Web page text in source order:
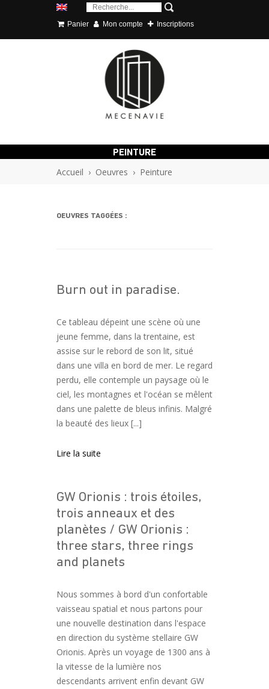
Panier Mon compte Inscriptions
PEINTURE
Accueil › Oeuvres › Peinture
OEUVRES TAGGÉES :
Burn out in paradise.
Ce tableau dépeint une scène où une
jeune femme, dans la trentaine, est
assise sur le rebord de son lit, situé
dans une villa en bord de mer. Le regard
perdu, elle contemple un paysage où le
ciel, les montagnes et l'océan se mêlent
dans une palette de bleus infinis. Malgré
la beauté des lieux [...]
Lire la suite
GW Orionis : trois étoiles,
trois anneaux et des
planètes / GW Orionis :
three stars, three rings
and planets
Nous sommes à bord d'un confortable
vaisseau spatial et nous partons pour
une nouvelle destination dans l'espace
en direction du système stellaire GW
Orionis. Après un voyage de 1300 ans à
la vitesse de la lumière nos
descendants arrivent enfin devant GW
Navigation des articles